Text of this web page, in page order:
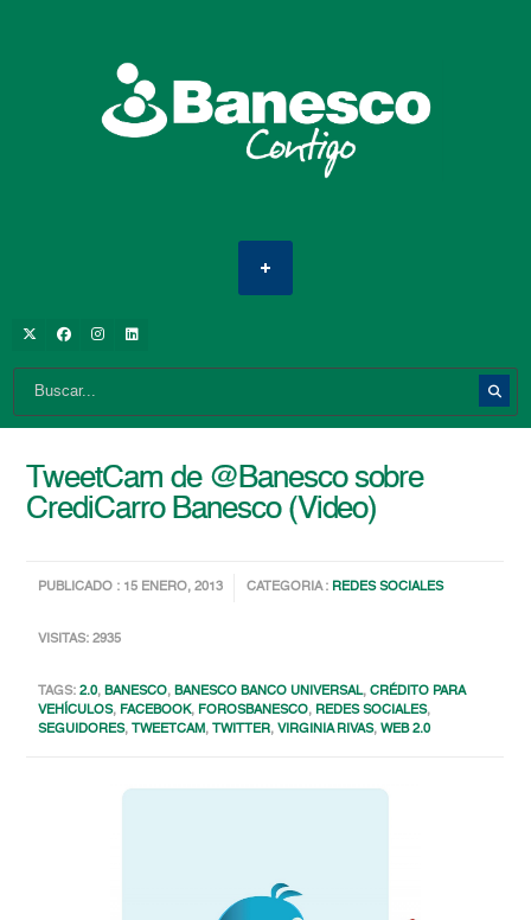
TweetCam de @Banesco sobre
CrediCarro Banesco (Video)
PUBLICADO : 15 ENERO, 2013 CATEGORIA : REDES SOCIALES
VISITAS: 2935
TAGS:2.0,BANESCO,BANESCO BANCO UNIVERSAL,CRÉDITO PARA
VEHÍCULOS, FACEBOOK, FOROSBANESCO, REDES SOCIALES,
SEGUIDORES, TWEETCAM, TWITTER,VIRGINIA RIVAS,WEB 2.0